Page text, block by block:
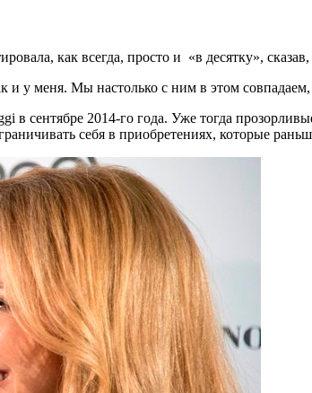
как всегда, просто и «в десятку», сказав,
у меня. Мы настолько с ним в этом совпадаем,
в сентябре 2014-го года. Уже тогда
себя в приобретениях, которые